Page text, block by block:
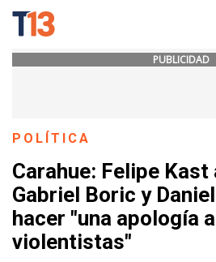
PUBLICIDAD
POLÍTICA
Carahue: Felipe Kast
Gabriel Boric y
hacer "una apología
violentistas"